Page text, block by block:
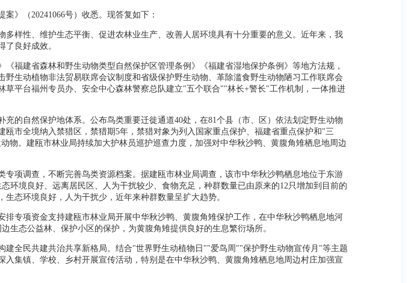
》（20241066号）收悉。现答复如下：
样性、维护生态平衡、促进农林业生产、改善人居环境具有十分重要的意义。近年来，我
良好成效。
福建省森林和野生动物类型自然保护区管理条例》《福建省湿地保护条例》等地方法规，
生动植物非法贸易联席会议制度和省级保护野生动物、革除滥食野生动物陋习工作联席会
平台福州专员办、安全中心森林警察总队建立"五个联合""林长+警长"工作机制，一体推进
的自然保护地体系。公布鸟类重要迁徙通道40处，在81个县（市、区）依法划定野生动物
市全境纳入禁猎区，禁猎期5年，禁猎对象为列入国家重点保护、福建省重点保护和"三
。建瓯市林业局持续加大护林员巡护巡查力度，加强对中华秋沙鸭、黄腹角雉栖息地周边
项调查，不断完善鸟类资源档案。据建瓯市林业局调查，该市中华秋沙鸭栖息地位于东游
境良好、远离居民区、人为干扰较少、食物充足，种群数量已由原来的12只增加到目前的
态环境良好，人为干扰少，近年来种群数量呈扩大趋势。
专项资金支持建瓯市林业局开展中华秋沙鸭、黄腹角雉保护工作，在中华秋沙鸭栖息地河
生态公益林、保护小区的保护，为黄腹角雉提供良好的生息繁衍场所。
全民共建共治共享新格局。结合"世界野生动植物日""爱鸟周""保护野生动物宣传月"等主题
集镇、学校、乡村开展宣传活动，特别是在中华秋沙鸭、黄腹角雉栖息地周边村庄加强宣